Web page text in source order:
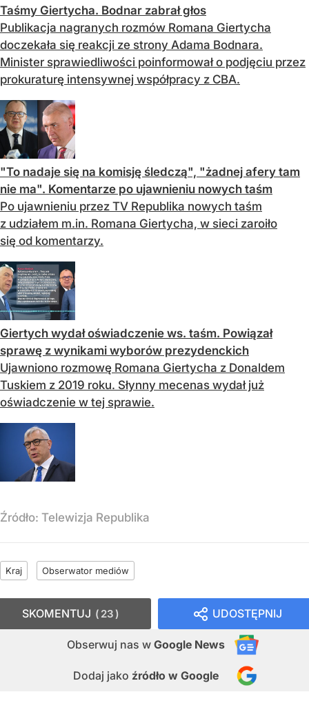
Taśmy Giertycha. Bodnar zabrał głos
Publikacja nagranych rozmów Romana Giertycha
doczekała się reakcji ze strony Adama Bodnara.
Minister sprawiedliwości poinformował o podjęciu przez
prokuraturę intensywnej współpracy z CBA.
"To nadaje się na komisję śledczą", "żadnej afery tam
nie ma". Komentarze po ujawnieniu nowych taśm
Po ujawnieniu przez TV Republika nowych taśm
z udziałem m.in. Romana Giertycha, w sieci zaroiło
się od komentarzy.
Giertych wydał oświadczenie ws. taśm. Powiązał
sprawę z wynikami wyborów prezydenckich
Ujawniono rozmowę Romana Giertycha z Donaldem
Tuskiem z 2019 roku. Słynny mecenas wydał już
oświadczenie w tej sprawie.
Źródło: Telewizja Republika
Kraj Obserwator mediów
UDOSTĘPNIJ
Obserwuj nas w Google News
Dodaj jako źródło w Google
SKOMENTUJ 23